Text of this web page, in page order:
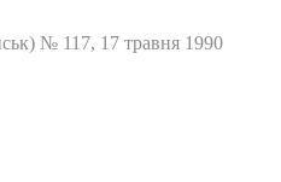
№ 117, 17 травня 1990